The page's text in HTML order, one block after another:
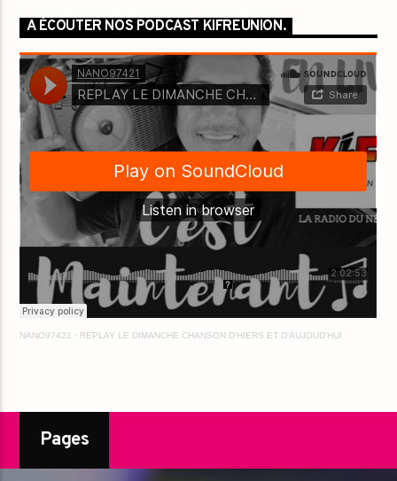
A ÉCOUTER NOS PODCAST KIFREUNION.
NANO97421 · REPLAY LE DIMANCHE CHANSON D'HIERS ET D'AUJOUD'HUI
Pages